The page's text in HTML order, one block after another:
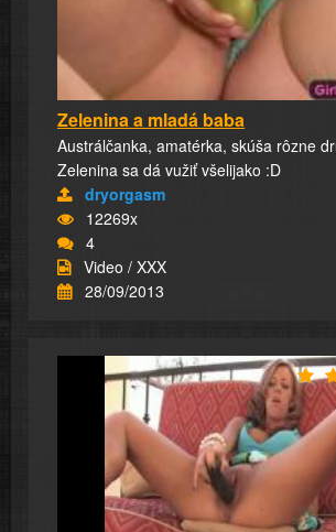
Zelenina a mladá baba
Austrálčanka, amatérka, skúša rôzne
Zelenina sa dá vužiť všelijako :D
dryorgasm
12269x
4
Video / XXX
28/09/2013